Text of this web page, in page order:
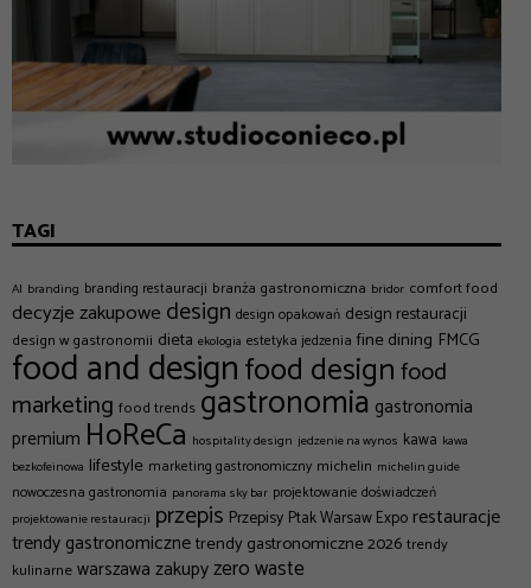
TAGI
AI branding branding restauracji branża gastronomiczna bridor comfort food
decyzje zakupowe design design opakowań design restauracji
design w gastronomii dieta ekologia estetyka jedzenia fine dining FMCG
food and designfood designfood
marketing food trends gastronomia gastronomia
premium HoReCa hospitality design jedzenie na wynos kawa kawa
bezkofeinowa lifestyle marketing gastronomiczny michelin michelin guide
nowoczesna gastronomia panorama sky bar projektowanie doświadczeń
projektowanie restauracji przepis Przepisy Ptak Warsaw Exporestauracje
trendy gastronomicznetrendy gastronomiczne 2026trendy
kulinarnewarszawa zakupyzero waste